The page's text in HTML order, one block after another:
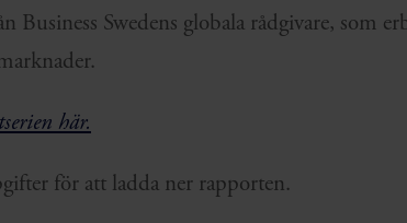
Business Swedens globala rådgivare, som
här.
för att ladda ner rapporten.